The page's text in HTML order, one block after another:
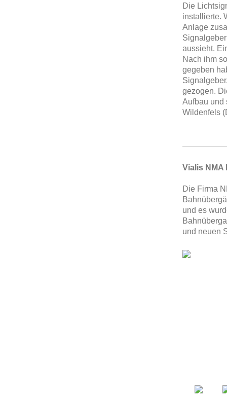
Die
installierte.
Anlage
aussieht.
Nach ihm
gegeben
gezogen.
Aufbau und
Wildenfels
Vialis
Die Firma
und es
und neuen